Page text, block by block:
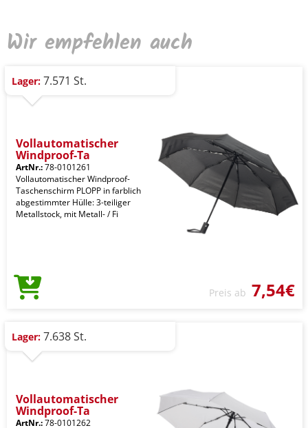
Wir empfehlen auch
Lager: 7.571 St.
Vollautomatischer
Windproof-Ta
ArtNr.:78-0101261
Vollautomatischer Windproof-
Taschenschirm PLOPP in farblich
abgestimmter Hülle: 3-teiliger
Metallstock, mit Metall- / Fi
Preis ab 7,54€
Lager: 7.638 St.
Vollautomatischer
Windproof-Ta
ArtNr.:78-0101262